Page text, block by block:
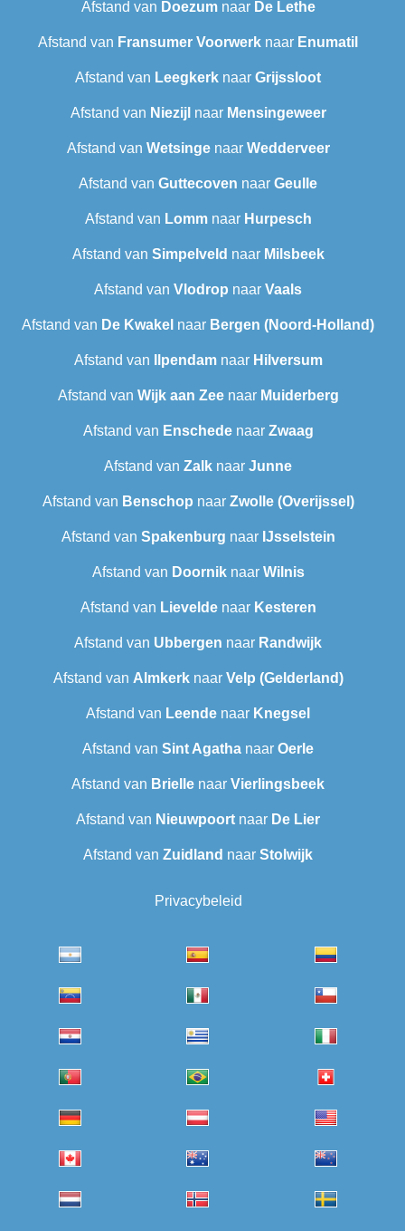
Afstand van Doezumnaar De Lethe
Afstand van Fransumer Voorwerk naar Enumatil
Afstand van Leegkerk naar Grijssloot
Afstand van Niezijl naar Mensingeweer
Afstand van Wetsingenaar Wedderveer
Afstand van Guttecoven naar Geulle
Afstand van Lommnaar Hurpesch
Afstand van Simpelveld naar Milsbeek
Afstand van Vlodrop naar Vaals
Afstand van De Kwakel naar Bergen (Noord-Holland)
Afstand van Ilpendamnaar Hilversum
Afstand van Wijk aan Zeenaar Muiderberg
Afstand van Enschedenaar Zwaag
Afstand van Zalk naar Junne
Afstand van Benschop naar Zwolle (Overijssel)
Afstand van Spakenburg naar IJsselstein
Afstand van Doorniknaar Wilnis
Afstand van Lieveldenaar Kesteren
Afstand van Ubbergen naar Randwijk
Afstand van Almkerknaar Velp (Gelderland)
Afstand van Leende naar Knegsel
Afstand van Sint Agatha naar Oerle
Afstand van Brielle naar Vierlingsbeek
Afstand van Nieuwpoort naar De Lier
Afstand van Zuidland naar Stolwijk
Privacybeleid